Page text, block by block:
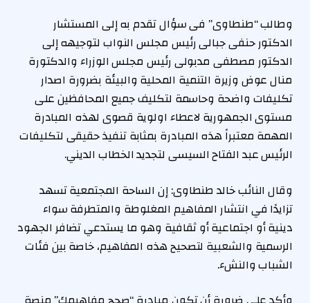
وطالب “طنطاوى” فى سؤال تقدم به إلى المستشار
الدكتور حنفى جبالى رئيس مجلس النواب لتوجيهه إلى
الدكتور مصطفى مدبولى رئيس مجلس الوزراء والدكتورة
منال عوض وزيرة التنمية المحلية والبيئة بضرورة اصدار
تكليفات واضحة وحاسمة لتكليف جميع المحافظين على
مستوى الجمهورية لاعطاء اولوية قصوى لهذه المبادرة
المهمة معتبراً هذه المبادرة بمثابة تنفيذ حقيقى لتكليفات
الرئيس عبد الفتاح السيسى لتجديد الخطاب الديني.
وقال النائب خالد طنطاوى: إن الساحة المجتمعية تسهد
تزايدًا في انتشار المفاهيم المغلوطة والمتطرفة سواء
دينية أو اجتماعية أو ثقافية وهو ما يستدعي تضافر الجهود
الرسمية والشعبية لتصحيح هذه المفاهيم، خاصة بين فئات
الشباب والنشء.